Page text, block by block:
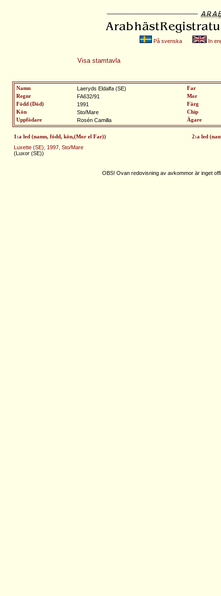
På svenska In
Visa stamtavla
Namn Laeryds Eldalfa (SE)
Far
Regnr
FA632/91
Mor
Född (Död)
1991
Färg
Kön
Sto/Mare
Chip
Uppfödare
Rosén Camilla Ägare
1:a led (namn, född, kön,(Mor el Far)) 2:a led
Luxette (SE), 1997, Sto/Mare
(Luxor (SE))
OBS! Ovan redovisning av avkommor är inget